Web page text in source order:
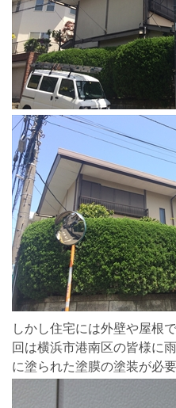
しかし住宅には外壁や屋根
回は横浜市港南区の皆様に
に塗られた塗膜の塗装が必